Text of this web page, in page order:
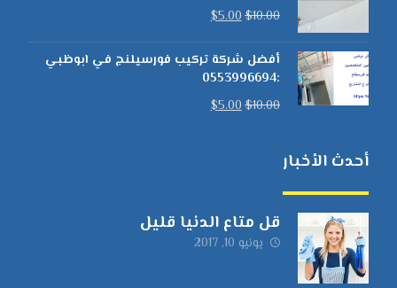
$10.00
$5.00
أفضل شركة تركيب فورسيلنج في ابوظبي
:0553996694
$10.00
$5.00
أحدث الأخبار
قل متاع الدنيا قليل
يونيو 10, 2017